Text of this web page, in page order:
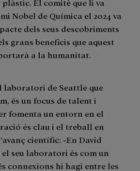
Nobel de Química el 2024 va
dels seus descobriments
grans beneficis que aquest
a la humanitat.
laboratori de Seattle que
és un focus de talent i
fomenta un entorn en el
és clau i el treball en
científic: «En David
el seu laboratori és com un
connexions hi hagi entre les